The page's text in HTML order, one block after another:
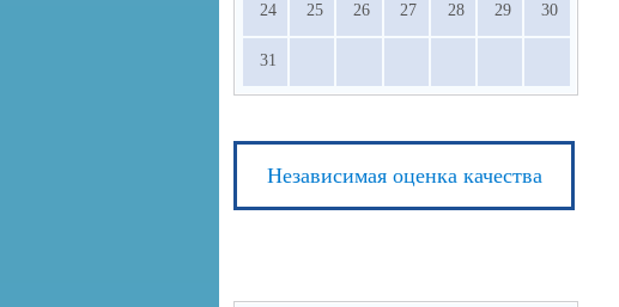
24 25 26 27 28 29 30
31
Независимая оценка качества